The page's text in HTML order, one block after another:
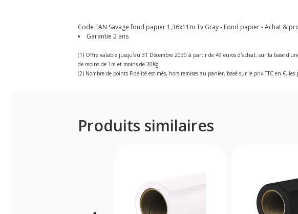
Code EAN Savage fond papier 1,36x11m Tv Gray - Fond papier - Achat &
Garantie 2 ans
(1) Offre valable jusqu'au 31 Décembre 2030 à partir de 49 euros d'achat, sur la base
de moins de 1m et moins de 20Kg.
(2) Nombre de points Fidélité estimés, hors remises au panier, basé sur le prix TTC en €,
Produits similaires